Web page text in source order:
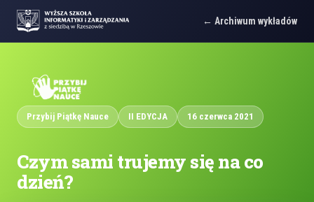
Archiwum wykładów
Przybij Piątkę Nauce II EDYCJA 16 czerwca 2021
Czym sami trujemy się na co
dzień?